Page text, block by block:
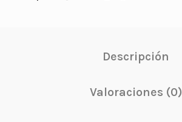
Descripción
Valoraciones (0)